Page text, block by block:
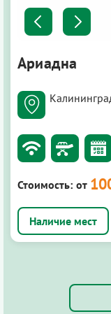
Ариадна
Стоимость: от